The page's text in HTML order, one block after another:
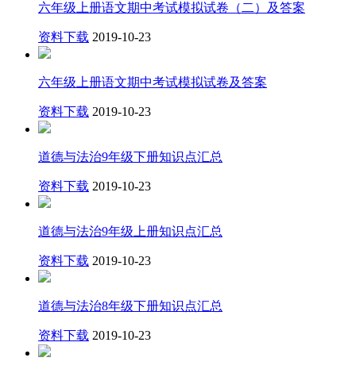
六年级上册语文期中考试模拟试卷（二）及答案
资料下载 2019-10-23
六年级上册语文期中考试模拟试卷及答案
资料下载 2019-10-23
道德与法治9年级下册知识点汇总
资料下载 2019-10-23
道德与法治9年级上册知识点汇总
资料下载 2019-10-23
道德与法治8年级下册知识点汇总
资料下载 2019-10-23